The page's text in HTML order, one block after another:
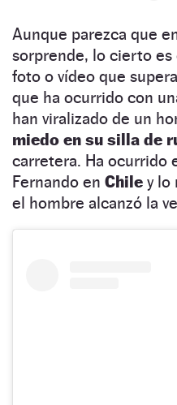
Aunque parezca que
sorprende, lo cierto es
foto o vídeo que
que ha ocurrido con
han viralizado de un
miedo en su silla de
carretera. Ha ocurrido
Fernando en Chile y lo
el hombre alcanzó la